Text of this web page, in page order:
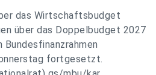
das Wirtschaftsbudget
über das Doppelbudget 2027
Bundesfinanzrahmen
fortgesetzt.